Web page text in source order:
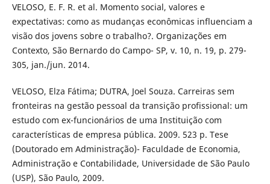
VELOSO, E. F. R. et al. Momento social, valores e
expectativas: como as mudanças econômicas influenciam a
visão dos jovens sobre o trabalho?. Organizações em
Contexto, São Bernardo do Campo- SP, v. 10, n. 19, p. 279-
305, jan./jun. 2014.
VELOSO, Elza Fátima; DUTRA, Joel Souza. Carreiras sem
fronteiras na gestão pessoal da transição profissional: um
estudo com ex-funcionários de uma Instituição com
características de empresa pública. 2009. 523 p. Tese
(Doutorado em Administração)- Faculdade de Economia,
Administração e Contabilidade, Universidade de São Paulo
(USP), São Paulo, 2009.